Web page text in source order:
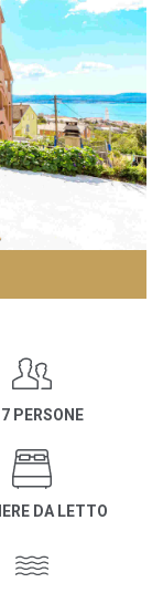
PERSONE
DA LETTO